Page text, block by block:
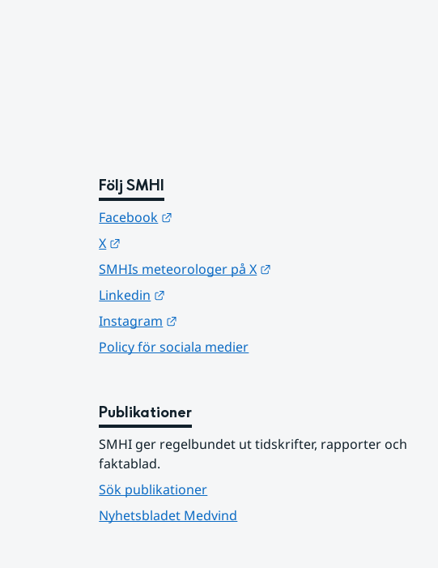
Följ SMHI
Facebook
X
SMHIs meteorologer på X
Linkedin
Instagram
Policy för sociala medier
Publikationer
SMHI ger regelbundet ut tidskrifter, rapporter och
faktablad.
Sök publikationer
Nyhetsbladet Medvind